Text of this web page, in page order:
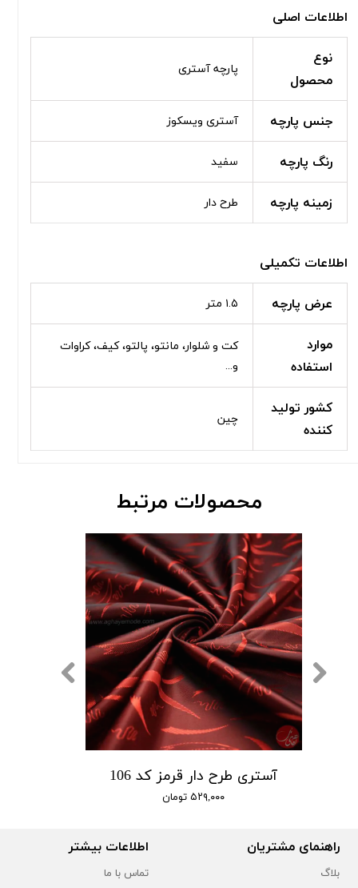
اطلاعات اصلی
نوع
محصول
پارچه آستری
جنس پارچه آستری ویسکوز
رنگ پارچه سفید
زمینه پارچه طرح دار
اطلاعات تکمیلی
عرض پارچه
۱.۵ متر
موارد
استفاده
کت و شلوار، مانتو، پالتو، کیف، کراوات
و...
کشور تولید
کننده
چین
محصولات مرتبط
آستری طرح دار قرمز کد 106
۵۲۹,۰۰۰ تومان
راهنمای مشتریان
بلاگ
اطلاعات بیشتر
تماس با ما